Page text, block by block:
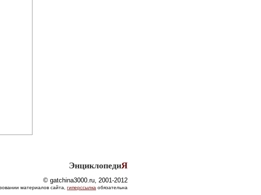
ЭнциклопедиЯ
© gatchina3000.ru, 2001-2012
материалов сайта, гиперссылка обязательна